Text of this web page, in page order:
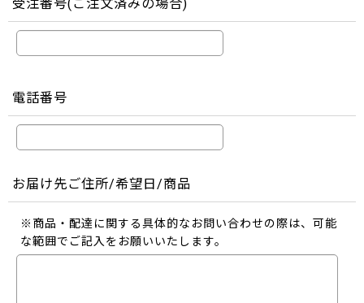
受注番号(ご注文済みの場合)
電話番号
お届け先ご住所/希望日/商品
※商品・配達に関する具体的なお問い合わせの際は、可能
な範囲でご記入をお願いいたします。